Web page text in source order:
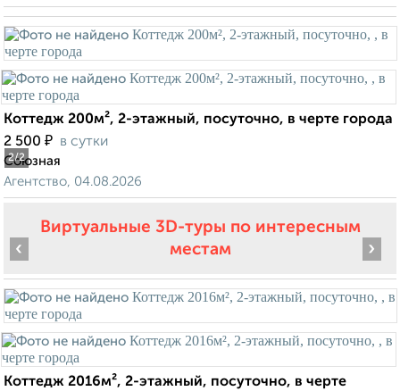
2/2
Коттедж 200м², 2-этажный, посуточно, в черте города
2 500 ₽ в сутки
Союзная
Агентство, 04.08.2026
Виртуальные 3D-туры по интересным
местам
‹ ›
Коттедж 2016м², 2-этажный, посуточно, в черте